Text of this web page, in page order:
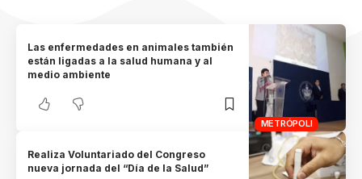
METRÓPOLI
Las enfermedades en animales también
están ligadas a la salud humana y al
medio ambiente
Realiza Voluntariado del Congreso
nueva jornada del “Día de la Salud”